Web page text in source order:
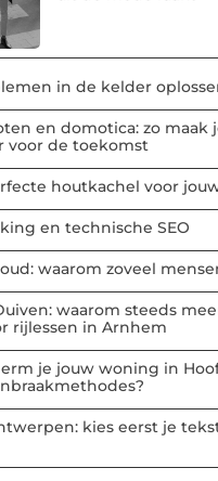
in de kelder
en domotica: zo maak
voor de toekomst
houtkachel voor
en technische SEO
waarom zoveel
waarom steeds
rijlessen in Arnhem
je jouw woning in
kies eerst je